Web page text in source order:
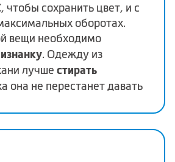
, чтобы сохранить цвет, и с
оборотах.
вещи необходимо
. Одежду из
лучше стирать
она не перестанет давать